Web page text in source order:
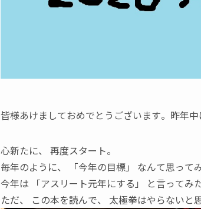
皆様あけましておめでとうございます。昨年中
心新たに、
再度スタート。
毎年のように、 「今年の目標」 なんて思って
今年は
「アスリート元年にする 」 と言ってみ
ただ、 この本を読んで、 太極拳はやらないと